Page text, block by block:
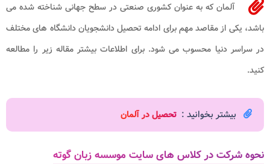
آلمان که به عنوان کشوری صنعتی در سطح جهانی شناخته شده می
باشد، یکی از مقاصد مهم برای ادامه تحصیل دانشجویان دانشگاه های مختلف
در سراسر دنیا محسوب می شود. برای اطلاعات بیشتر مقاله زیر را مطالعه
کنید.
بیشتر بخوانید : تحصیل در آلمان
نحوه شرکت در کلاس های سایت موسسه زبان گوته